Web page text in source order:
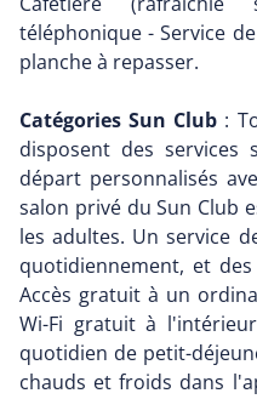
téléphonique - Service
planche à repasser.
Catégories Sun Club :
disposent des services
départ personnalisés
salon privé du Sun Club
les adultes. Un service
quotidiennement, et
Accès gratuit à un
Wi-Fi gratuit à
quotidien de petit-
chauds et froids dans